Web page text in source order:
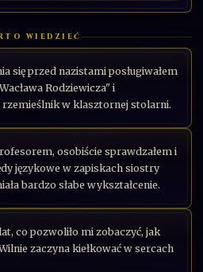
WIEDZIEĆ
się przed nazistami posługiwałem
Rodziewicza" i
rzemieślnik w klasztornej stolarni.
osobiście sprawdzałem i
językowe w zapiskach siostry
bardzo słabe wykształcenie.
co pozwoliło mi zobaczyć, jak
zaczyna kiełkować w sercach